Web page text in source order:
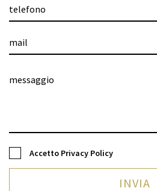
Accetto Privacy Policy
INVIA